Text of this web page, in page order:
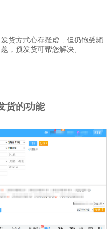
货方式心存疑虑，但仍饱受频
，预发货可帮您解决。
货的功能